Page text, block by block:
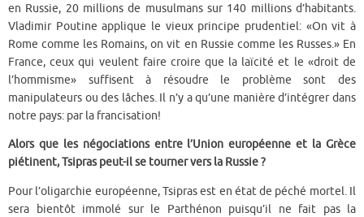
en Russie, 20 millions de musulmans sur 140 millions d’habitants.
Vladimir Poutine applique le vieux principe prudentiel: «On vit à
Rome comme les Romains, on vit en Russie comme les Russes.» En
France, ceux qui veulent faire croire que la laïcité et le «droit de
l’hommisme» suffisent à résoudre le problème sont des
manipulateurs ou des lâches. Il n’y a qu’une manière d’intégrer dans
notre pays: par la francisation!
Alors que les négociations entre l’Union européenne et la Grèce
piétinent, Tsipras peut-il se tourner vers la Russie ?
Pour l’oligarchie européenne, Tsipras est en état de péché mortel. Il
sera bientôt immolé sur le Parthénon puisqu’il ne fait pas la